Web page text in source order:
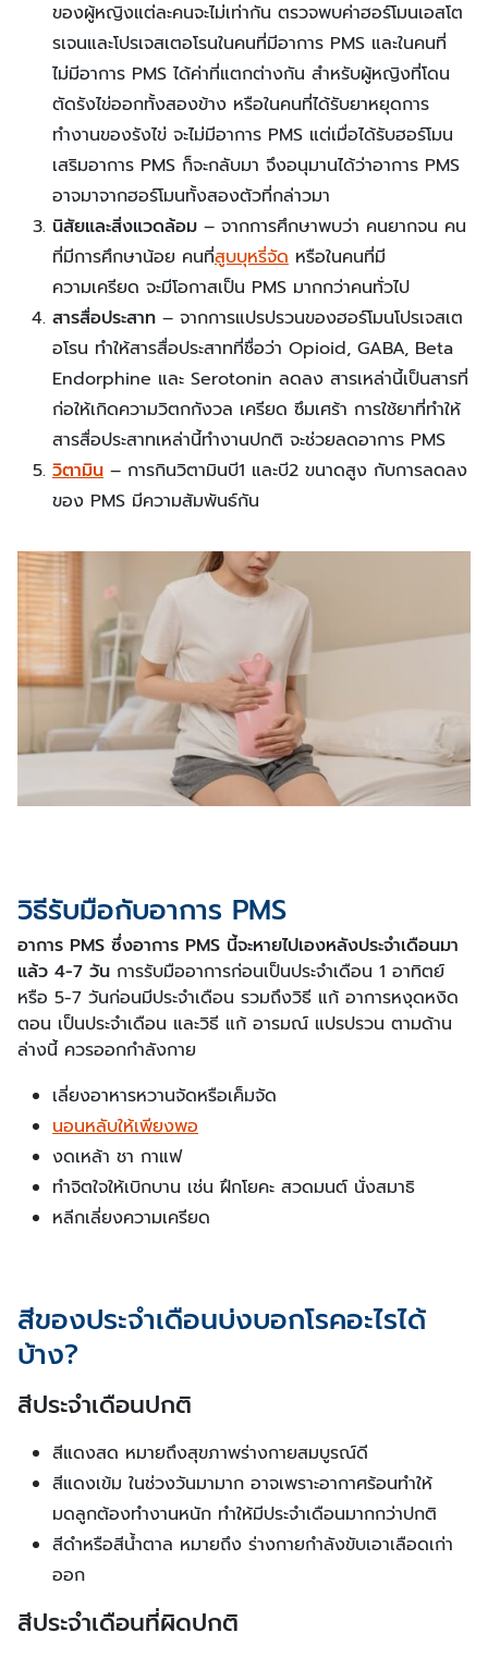
ของผู้หญิงแต่ละคนจะไม่เท่ากัน ตรวจพบค่าฮอร์โมนเอสโต
รเจนและโปรเจสเตอโรนในคนที่มีอาการ PMS และในคนที่
ไม่มีอาการ PMS ได้ค่าที่แตกต่างกัน สำหรับผู้หญิงที่โดน
ตัดรังไข่ออกทั้งสองข้าง หรือในคนที่ได้รับยาหยุดการ
ทำงานของรังไข่ จะไม่มีอาการ PMS แต่เมื่อได้รับฮอร์โมน
เสริมอาการ PMS ก็จะกลับมา จึงอนุมานได้ว่าอาการ PMS
อาจมาจากฮอร์โมนทั้งสองตัวที่กล่าวมา
นิสัยและสิ่งแวดล้อม – จากการศึกษาพบว่า คนยากจน คน
ที่มีการศึกษาน้อย คนที่สูบบุหรี่จัด หรือในคนที่มี
ความเครียด จะมีโอกาสเป็น PMS มากกว่าคนทั่วไป
สารสื่อประสาท – จากการแปรปรวนของฮอร์โมนโปรเจสเต
อโรน ทำให้สารสื่อประสาทที่ชื่อว่า Opioid, GABA, Beta
Endorphine และ Serotonin ลดลง สารเหล่านี้เป็นสารที่
ก่อให้เกิดความวิตกกังวล เครียด ซึมเศร้า การใช้ยาที่ทำให้
สารสื่อประสาทเหล่านี้ทำงานปกติ จะช่วยลดอาการ PMS
วิตามิน – การกินวิตามินบี1 และบี2 ขนาดสูง กับการลดลง
ของ PMS มีความสัมพันธ์กัน
วิธีรับมือกับอาการ PMS
อาการ PMS ซึ่งอาการ PMS นี้จะหายไปเองหลังประจำเดือนมา
แล้ว 4-7 วัน การรับมืออาการก่อนเป็นประจําเดือน 1 อาทิตย์
หรือ 5-7 วันก่อนมีประจำเดือน รวมถึงวิธี แก้ อาการหงุดหงิด
ตอน เป็นประจำเดือน และวิธี แก้ อารมณ์ แปรปรวน ตามด้าน
ล่างนี้ ควรออกกำลังกาย
เลี่ยงอาหารหวานจัดหรือเค็มจัด
นอนหลับให้เพียงพอ
งดเหล้า ชา กาแฟ
ทำจิตใจให้เบิกบาน เช่น ฝึกโยคะ สวดมนต์ นั่งสมาธิ
หลีกเลี่ยงความเครียด
สีของประจำเดือนบ่งบอกโรคอะไรได้
บ้าง?
สีประจำเดือนปกติ
สีแดงสด หมายถึงสุขภาพร่างกายสมบูรณ์ดี
สีแดงเข้ม ในช่วงวันมามาก อาจเพราะอากาศร้อนทำให้
มดลูกต้องทำงานหนัก ทำให้มีประจำเดือนมากกว่าปกติ
สีดำหรือสีน้ำตาล หมายถึง ร่างกายกำลังขับเอาเลือดเก่า
ออก
สีประจำเดือนที่ผิดปกติ